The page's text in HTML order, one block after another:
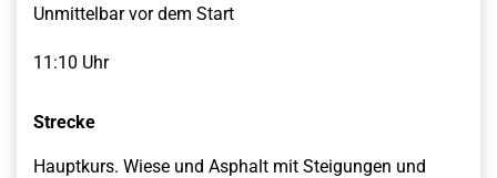
Unmittelbar vor dem Start
11:10 Uhr
Strecke
Hauptkurs. Wiese und Asphalt mit Steigungen und